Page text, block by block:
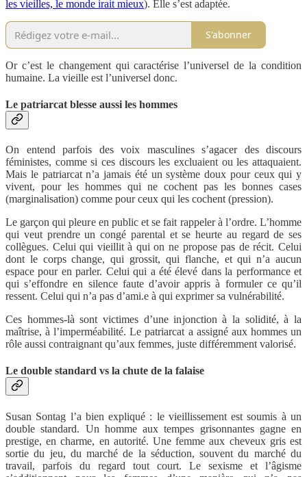
les vieilles, le monde irait mieux). Elle s’est adaptée.
S'abonner
Or c’est le changement qui caractérise l’universel de la condition
humaine. La vieille est l’universel donc.
Le patriarcat blesse aussi les hommes
On entend parfois des voix masculines s’agacer des discours
féministes, comme si ces discours les excluaient ou les attaquaient.
Mais le patriarcat n’a jamais été un système doux pour ceux qui y
vivent, pour les hommes qui ne cochent pas les bonnes cases
(marginalisation) comme pour ceux qui les cochent (pression).
Le garçon qui pleure en public et se fait rappeler à l’ordre. L’homme
qui veut prendre un congé parental et se heurte au regard de ses
collègues. Celui qui vieillit à qui on ne propose pas de récit. Celui
dont le corps change, qui grossit, qui flanche, et qui n’a aucun
espace pour en parler. Celui qui a été élevé dans la performance et
qui s’effondre en silence faute d’avoir appris à formuler ce qu’il
ressent. Celui qui n’a pas d’ami.e à qui exprimer sa vulnérabilité.
Ces hommes-là sont victimes d’une injonction à la solidité, à la
maîtrise, à l’imperméabilité. Le patriarcat a assigné aux hommes un
rôle aussi contraignant qu’aux femmes, juste différemment valorisé.
Le double standard vs la chute de la falaise
Susan Sontag l’a bien expliqué : le vieillissement est soumis à un
double standard. Un homme aux tempes grisonnantes gagne en
prestige, en charme, en autorité. Une femme aux cheveux gris est
sortie du jeu, du marché de la séduction, souvent du marché du
travail, parfois du regard tout court. Le sexisme et l’âgisme